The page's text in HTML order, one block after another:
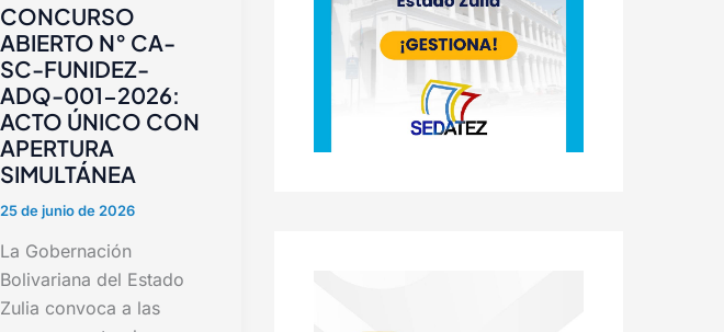
CONCURSO
ABIERTO N° CA-
SC-FUNIDEZ-
ADQ-001-2026:
ACTO ÚNICO CON
APERTURA
SIMULTÁNEA
25 de junio de 2026
La Gobernación
Bolivariana del Estado
Zulia convoca a las